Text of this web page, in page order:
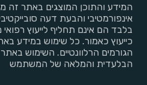
המידע והתוכן המוצגים באתר זה
אינפורמטיבי והבעת דעה
בלבד הם אינם תחליף לייעוץ
כייעוץ כאמור. כל שימוש במידע
הגורמים הרלוונטיים. השימוש באתר
הבלעדית והמלאה של המשתמש